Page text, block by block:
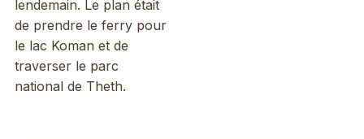
lendemain. Le plan était
de prendre le ferry pour
le lac Koman et de
traverser le parc
national de Theth.